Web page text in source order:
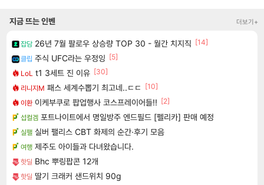
지금 뜨는 인벤 더보기+
잡담 26년 7월 팔로우 상승량 TOP 30 - 월간 치지직 [14]
클립 주식 UFC라는 우정잉 [5]
LoL t1 3세트 진 이유 [30]
리니지M 패스 세계수뽑기 최고네..ㄷㄷ
[10]
이환 이케부쿠로 팝업행사 코스프레이어들!! [2]
섭컬겜 포트나이트에서 명일방주 엔드필드 [펠리카] 판매 예정
실팰 실버 팰리스 CBT 화제의 순간·후기 모음
여행 제주도 아이들과 다녀왔습니다.
핫딜 Bhc 뿌링팝콘 12개
핫딜 딸기 크래커 샌드위치 90g